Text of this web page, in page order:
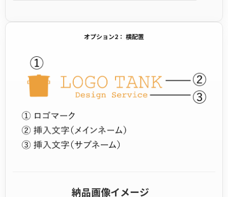
オプション2： 横配置
納品画像イメージ